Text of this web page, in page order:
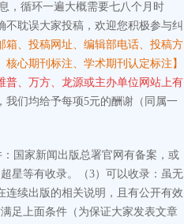
，循环一遍大概需要七八个月时
耽误大家投稿，欢迎您积极参与纠
箱、投稿网址、编辑部电话、投稿方
心期刊标注、学术期刊认定标注】
普、万方、龙源或主办单位网站上有
我们均给予每项5元的酬谢（同属一
：国家新闻出版总署官网有备案，或
星等有收录。
（3）可以收录：虽无
续出版的相关说明，且有公开有效
足上面条件（为保证大家发表文章